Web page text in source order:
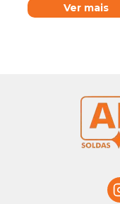
Ver mais